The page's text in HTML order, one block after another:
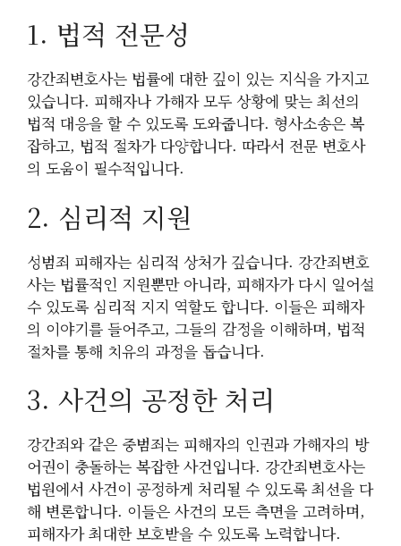
1. 법적 전문성
강간죄변호사는 법률에 대한 깊이 있는 지식을 가지고
있습니다. 피해자나 가해자 모두 상황에 맞는 최선의
법적 대응을 할 수 있도록 도와줍니다. 형사소송은 복
잡하고, 법적 절차가 다양합니다. 따라서 전문 변호사
의 도움이 필수적입니다.
2. 심리적 지원
성범죄 피해자는 심리적 상처가 깊습니다. 강간죄변호
사는 법률적인 지원뿐만 아니라, 피해자가 다시 일어설
수 있도록 심리적 지지 역할도 합니다. 이들은 피해자
의 이야기를 들어주고, 그들의 감정을 이해하며, 법적
절차를 통해 치유의 과정을 돕습니다.
3. 사건의 공정한 처리
강간죄와 같은 중범죄는 피해자의 인권과 가해자의 방
어권이 충돌하는 복잡한 사건입니다. 강간죄변호사는
법원에서 사건이 공정하게 처리될 수 있도록 최선을 다
해 변론합니다. 이들은 사건의 모든 측면을 고려하며,
피해자가 최대한 보호받을 수 있도록 노력합니다.